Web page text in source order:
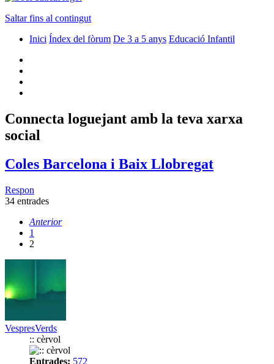
Saltar fins al contingut
Inici Índex del fòrum De 3 a 5 anys Educació Infantil
Connecta loguejant amb la teva xarxa
social
Coles Barcelona i Baix Llobregat
Respon
34 entrades
Anterior
1
2
VespresVerds
:: cèrvol
Entrades: 572